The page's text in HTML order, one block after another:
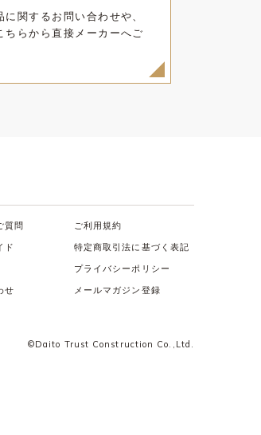
関するお問い合わせや、
ちらから直接メーカーへご
質問 ご利用規約
ド 特定商取引法に基づく表記
プライバシーポリシー
せ メールマガジン登録
©Daito Trust Construction Co.,Ltd.